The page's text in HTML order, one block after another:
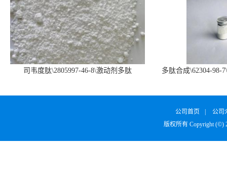
司韦度肽\2805997-46-8\激动剂多肽
多肽合成\62304-98-
公司首页
公司
版权所有 Copyright (©)